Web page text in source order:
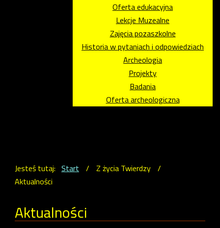
Oferta edukacyjna
Lekcje Muzealne
Zajęcia pozaszkolne
Historia w pytaniach i odpowiedziach
Archeologia
Projekty
Badania
Oferta archeologiczna
Jesteś tutaj: Start / Z życia Twierdzy /
Aktualności
Aktualności